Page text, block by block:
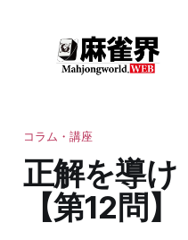
コラム・講座
正解を導
【第12問】